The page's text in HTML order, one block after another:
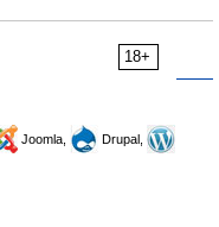
18+
Joomla,
Drupal,